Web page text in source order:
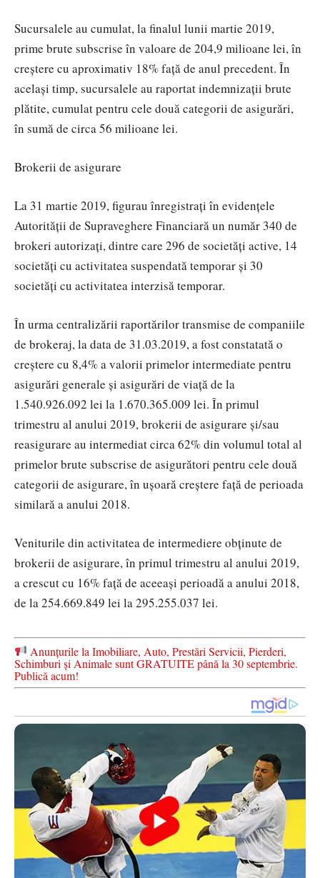
Sucursalele au cumulat, la finalul lunii martie 2019,
prime brute subscrise în valoare de 204,9 milioane lei, în
creștere cu aproximativ 18% față de anul precedent. În
același timp, sucursalele au raportat indemnizații brute
plătite, cumulat pentru cele două categorii de asigurări,
în sumă de circa 56 milioane lei.
Brokerii de asigurare
La 31 martie 2019, figurau înregistrați în evidențele
Autorității de Supraveghere Financiară un număr 340 de
brokeri autorizați, dintre care 296 de societăți active, 14
societăți cu activitatea suspendată temporar și 30
societăți cu activitatea interzisă temporar.
În urma centralizării raportărilor transmise de companiile
de brokeraj, la data de 31.03.2019, a fost constatată o
creștere cu 8,4% a valorii primelor intermediate pentru
asigurări generale și asigurări de viață de la
1.540.926.092 lei la 1.670.365.009 lei. În primul
trimestru al anului 2019, brokerii de asigurare și/sau
reasigurare au intermediat circa 62% din volumul total al
primelor brute subscrise de asigurători pentru cele două
categorii de asigurare, în ușoară creștere față de perioada
similară a anului 2018.
Veniturile din activitatea de intermediere obținute de
brokerii de asigurare, în primul trimestru al anului 2019,
a crescut cu 16% față de aceeași perioadă a anului 2018,
de la 254.669.849 lei la 295.255.037 lei.
Anunțurile la Imobiliare, Auto, Prestări Servicii, Pierderi,
Schimburi și Animale sunt GRATUITE până la 30 septembrie.
Publică acum!